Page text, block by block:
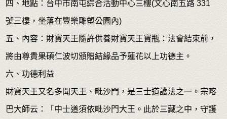
四、地點：台中市南屯綜合活動中心三樓(文心南五路 331
號三樓，坐落在豐樂雕塑公園內)
五、內容：財寶天王隨許供養財寶天王寶瓶：法會結束前，
將由尊貴果碩仁波切頒贈結緣品予蓮花以上功德主。
六、功德利益
財寶天王又名多聞天王、毗沙門，是三士道護法之一。宗喀
巴大師云：「中士道須依毗沙門大王。此於三藏之中，守護